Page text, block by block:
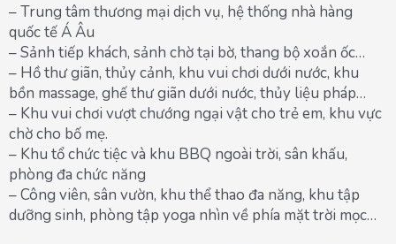
– Trung tâm thương mại dịch vụ, hệ thống nhà hàng
quốc tế Á Âu
– Sảnh tiếp khách, sảnh chờ tại bờ, thang bộ xoắn ốc…
– Hồ thư giãn, thủy cảnh, khu vui chơi dưới nước, khu
bồn massage, ghế thư giãn dưới nước, thủy liệu pháp…
– Khu vui chơi vượt chướng ngại vật cho trẻ em, khu vực
chờ cho bố mẹ.
– Khu tổ chức tiệc và khu BBQ ngoài trời, sân khấu,
phòng đa chức năng
– Công viên, sân vườn, khu thể thao đa năng, khu tập
dưỡng sinh, phòng tập yoga nhìn về phía mặt trời mọc…